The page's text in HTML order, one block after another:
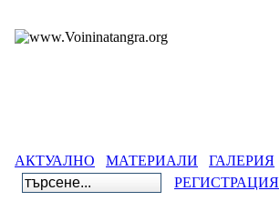
АКТУАЛНО МАТЕРИАЛИ ГАЛЕРИЯ
РЕГИСТРАЦИЯ